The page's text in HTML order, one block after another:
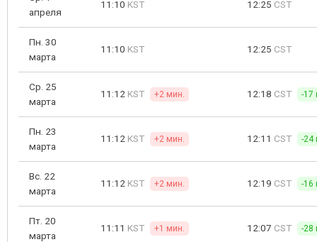
апреля
11:10 KST 12:25 CST
Пн. 30
марта
11:10 KST 12:25 CST
Ср. 25
марта
11:12 KST +2 мин. 12:18 CST -17
Пн. 23
марта
11:12 KST +2 мин. 12:11 CST -24
Вс. 22
марта
11:12 KST +2 мин. 12:19 CST -16
Пт. 20
марта
11:11 KST +1 мин. 12:07 CST -28